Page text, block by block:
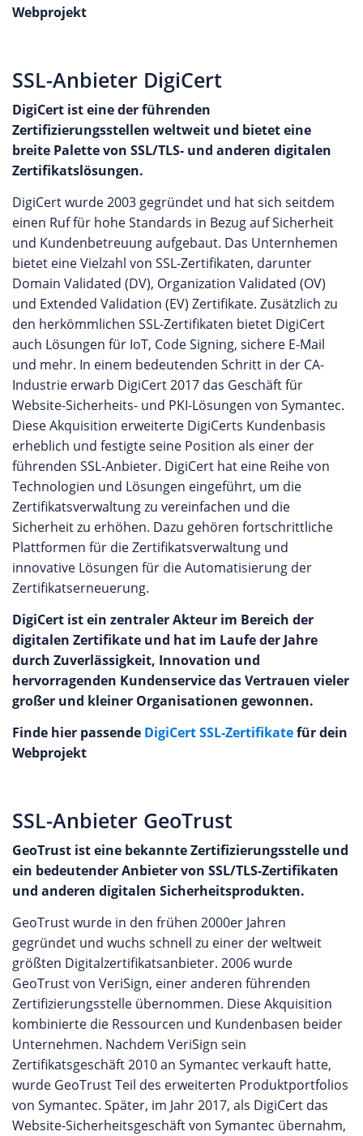
Webprojekt
SSL-Anbieter DigiCert
DigiCert ist eine der führenden
Zertifizierungsstellen weltweit und bietet eine
breite Palette von SSL/TLS- und anderen digitalen
Zertifikatslösungen.
DigiCert wurde 2003 gegründet und hat sich seitdem
einen Ruf für hohe Standards in Bezug auf Sicherheit
und Kundenbetreuung aufgebaut. Das Unternhemen
bietet eine Vielzahl von SSL-Zertifikaten, darunter
Domain Validated (DV), Organization Validated (OV)
und Extended Validation (EV) Zertifikate. Zusätzlich zu
den herkömmlichen SSL-Zertifikaten bietet DigiCert
auch Lösungen für IoT, Code Signing, sichere E-Mail
und mehr. In einem bedeutenden Schritt in der CA-
Industrie erwarb DigiCert 2017 das Geschäft für
Website-Sicherheits- und PKI-Lösungen von Symantec.
Diese Akquisition erweiterte DigiCerts Kundenbasis
erheblich und festigte seine Position als einer der
führenden SSL-Anbieter. DigiCert hat eine Reihe von
Technologien und Lösungen eingeführt, um die
Zertifikatsverwaltung zu vereinfachen und die
Sicherheit zu erhöhen. Dazu gehören fortschrittliche
Plattformen für die Zertifikatsverwaltung und
innovative Lösungen für die Automatisierung der
Zertifikatserneuerung.
DigiCert ist ein zentraler Akteur im Bereich der
digitalen Zertifikate und hat im Laufe der Jahre
durch Zuverlässigkeit, Innovation und
hervorragenden Kundenservice das Vertrauen vieler
großer und kleiner Organisationen gewonnen.
Finde hier passende DigiCert SSL-Zertifikatefür dein
Webprojekt
SSL-Anbieter GeoTrust
GeoTrust ist eine bekannte Zertifizierungsstelle und
ein bedeutender Anbieter von SSL/TLS-Zertifikaten
und anderen digitalen Sicherheitsprodukten.
GeoTrust wurde in den frühen 2000er Jahren
gegründet und wuchs schnell zu einer der weltweit
größten Digitalzertifikatsanbieter. 2006 wurde
GeoTrust von VeriSign, einer anderen führenden
Zertifizierungsstelle übernommen. Diese Akquisition
kombinierte die Ressourcen und Kundenbasen beider
Unternehmen. Nachdem VeriSign sein
Zertifikatsgeschäft 2010 an Symantec verkauft hatte,
wurde GeoTrust Teil des erweiterten Produktportfolios
von Symantec. Später, im Jahr 2017, als DigiCert das
Website-Sicherheitsgeschäft von Symantec übernahm,